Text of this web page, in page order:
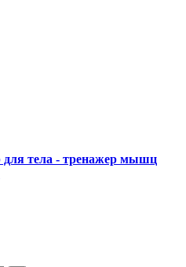
тела - тренажер мышц